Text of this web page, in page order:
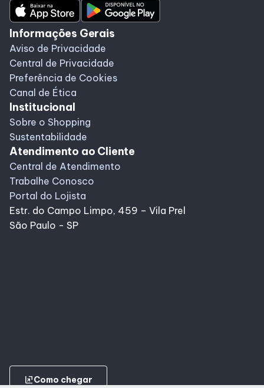
Informações Gerais
Aviso de Privacidade
Central de Privacidade
Preferência de Cookies
Canal de Ética
Institucional
Sobre o Shopping
Sustentabilidade
Atendimento ao Cliente
Central de Atendimento
Trabalhe Conosco
Portal do Lojista
Estr. do Campo Limpo, 459 – Vila Prel
São Paulo - SP
ungroupComo chegar